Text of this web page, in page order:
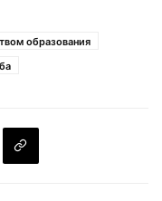
образования